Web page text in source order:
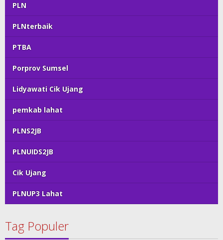
PLN
PLNterbaik
PTBA
Porprov Sumsel
Lidyawati Cik Ujang
pemkab lahat
PLNS2JB
PLNUIDS2JB
Cik Ujang
PLNUP3 Lahat
Tag Populer